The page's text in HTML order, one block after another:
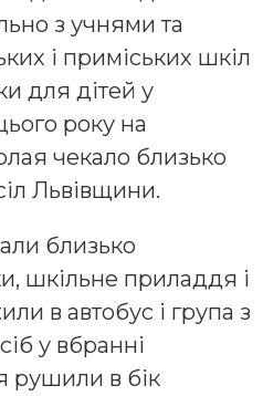
з учнями та
і приміських шкіл
для дітей у
року на
чекало близько
Львівщини.
близько
шкільне приладдя і
в автобус і група з
у вбранні
рушили в бік